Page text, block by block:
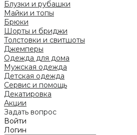
Блузки и рубашки
Майки и топы
Брюки
Шорты и бриджи
Толстовки и свитшоты
Джемперы
Одежда для дома
Мужская одежда
Детская одежда
Сервис и помощь
Декатировка
Акции
Задать вопрос
Войти
Логин